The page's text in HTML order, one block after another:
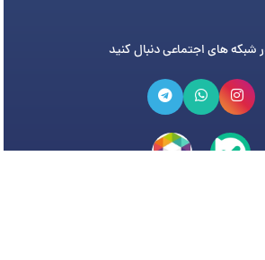
در شبکه های اجتماعی دنبال کنید